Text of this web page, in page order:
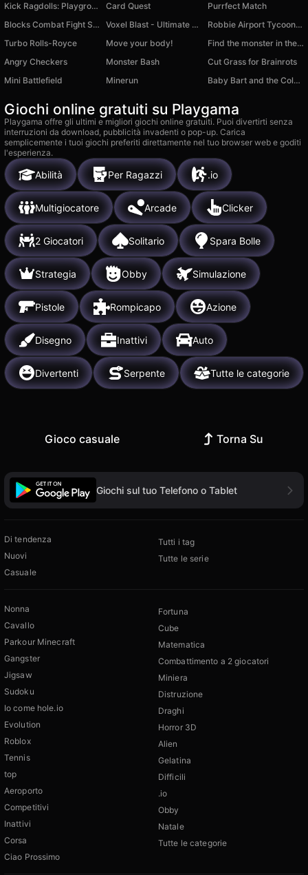
Kick Ragdolls: Playground Card Quest
Purrfect Match
Blocks Combat Fight Simulator: Draw Strike!
Voxel Blast - Ultimate Edition
Robbie Airport Tycoon 2: Become a Tycoon
Turbo Rolls-Royce
Move your body!
Find the monster in the photo
Angry Checkers
Monster Bash
Cut Grass for Brainrots
Mini Battlefield
Minerun Baby Bart and the Colorful Monsters
Giochi online gratuiti su Playgama
Playgama offre gli ultimi e migliori giochi online gratuiti. Puoi divertirti senza
interruzioni da download, pubblicità invadenti o pop-up. Carica
semplicemente i tuoi giochi preferiti direttamente nel tuo browser web e goditi
l'esperienza.
Abilità Per Ragazzi .io
Multigiocatore Arcade Clicker
2 Giocatori Solitario Spara Bolle
Strategia Obby Simulazione
Pistole Rompicapo Azione
Disegno Inattivi Auto
Divertenti Serpente Tutte le categorie
Gioco casuale Torna Su
Giochi sul tuo Telefono o Tablet
Di tendenza
Nuovi
Casuale
Tutti i tag
Tutte le serie
Nonna
Cavallo
Parkour Minecraft
Gangster
Jigsaw
Sudoku
Io come hole.io
Evolution
Roblox
Tennis
top
Aeroporto
Competitivi
Inattivi
Corsa
Ciao Prossimo
Fortuna
Cube
Matematica
Combattimento a 2 giocatori
Miniera
Distruzione
Draghi
Horror 3D
Alien
Gelatina
Difficili
.io
Obby
Natale
Tutte le categorie